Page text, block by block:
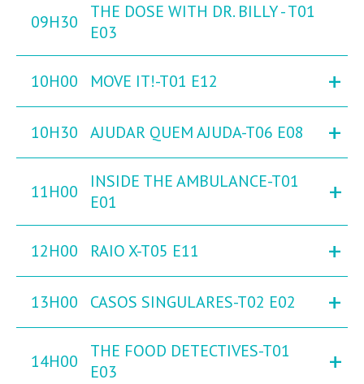
09H30
THE DOSE WITH DR. BILLY - T01
E03
10H00 MOVE IT!-T01 E12 +
10H30 AJUDAR QUEM AJUDA-T06 E08 +
11H00
INSIDE THE AMBULANCE-T01
E01
+
12H00 RAIO X-T05 E11 +
13H00 CASOS SINGULARES-T02 E02 +
14H00
THE FOOD DETECTIVES-T01
E03
+